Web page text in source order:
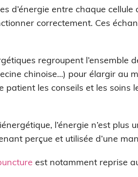
d’énergie entre chaque
correctement. Ces
regroupent l’ensemble
chinoise…) pour élargir au
patient les conseils et les soins
l’énergie n’est
perçue et utilisée d’une
est notamment reprise